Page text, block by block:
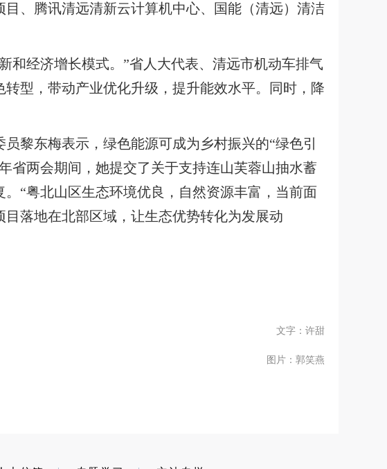
、腾讯清远清新云计算机中心、国能（清远）清洁
和经济增长模式。”省人大代表、清远市机动车排气
型，带动产业优化升级，提升能效水平。同时，降
黎东梅表示，绿色能源可成为乡村振兴的“绿色引
省两会期间，她提交了关于支持连山芙蓉山抽水蓄
“粤北山区生态环境优良，自然资源丰富，当前面
落地在北部区域，让生态优势转化为发展动
文字：许甜
图片：郭笑燕